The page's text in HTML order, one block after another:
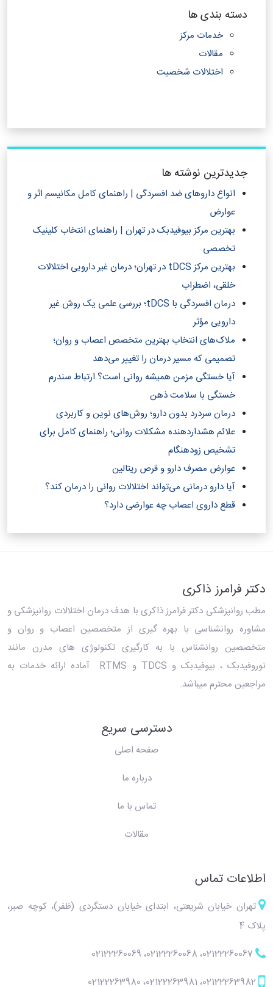
دسته بندی ها
خدمات مرکز
مقالات
اختلالات شخصیت
جدیدترین نوشته ها
انواع داروهای ضد افسردگی | راهنمای کامل مکانیسم اثر و
عوارض
بهترین مرکز بیوفیدبک در تهران | راهنمای انتخاب کلینیک
تخصصی
بهترین مرکز tDCS در تهران؛ درمان غیر دارویی اختلالات
خلقی، اضطراب
درمان افسردگی با tDCS؛ بررسی علمی یک روش غیر
دارویی مؤثر
ملاک‌های انتخاب بهترین متخصص اعصاب و روان؛
تصمیمی که مسیر درمان را تغییر می‌دهد
آیا خستگی مزمن همیشه روانی است؟ ارتباط سندرم
خستگی با سلامت ذهن
درمان سردرد بدون دارو؛ روش‌های نوین و کاربردی
علائم هشداردهنده مشکلات روانی؛ راهنمای کامل برای
تشخیص زودهنگام
عوارض مصرف دارو و قرص ریتالین
آیا دارو درمانی می‌تواند اختلالات روانی را درمان کند؟‎
قطع داروی اعصاب چه عوارضی دارد؟
دکتر فرامرز ذاکری
مطب روانپزشکی دکتر فرامرز ذاکری با هدف درمان اختلالات روانپزشکی و
مشاوره روانشناسی با بهره گیری از متخصصین اعصاب و روان و
متخصصین روانشناس با به کارگیری تکنولوژی های مدرن مانند
نوروفیدبک ، بیوفیدبک و TDCS و RTMS آماده ارائه خدمات به
مراجعین محترم میباشد.
دسترسی سریع
صفحه اصلی
درباره ما
تماس با ما
مقالات
اطلاعات تماس
تهران خیابان شریعتی، ابتدای خیابان دستگردی (ظفر)، کوچه صبر،
پلاک 4
02122260067، 02122260068، 02122260069
02122263982، 02122263981، 02122263980